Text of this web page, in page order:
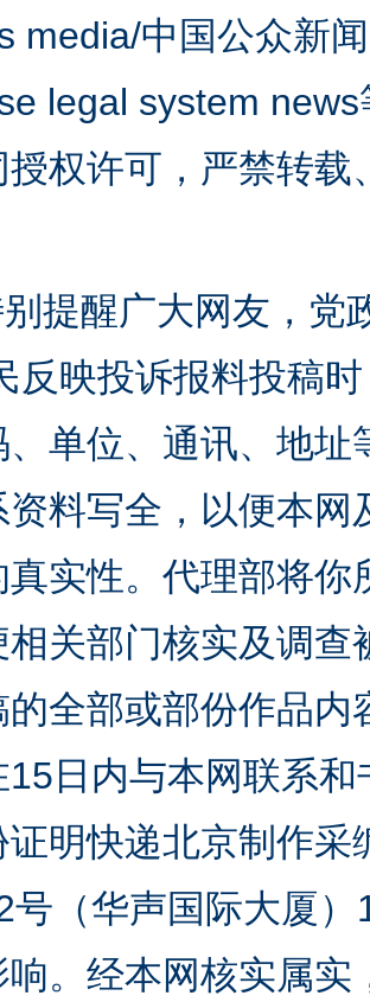
media/中国公众新
legal system
授权许可，严禁转
提醒广大网友，党
反映投诉报料投稿
、单位、通讯、地
资料写全，以便本
真实性。代理部将
相关部门核实及调
的全部或部份作品
15日内与本网联系
证明快递北京制作
号（华声国际大厦
响。经本网核实属